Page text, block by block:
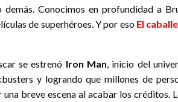
Conocimos en profundidad a
de superhéroes. Y por eso El
se estrenó Iron Man, inicio del
y logrando que millones de
breve escena al acabar los créditos.